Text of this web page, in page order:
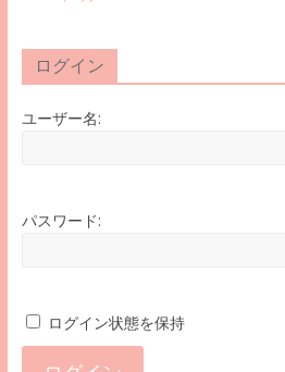
ログイン
ユーザー名:
パスワード:
ログイン状態を保持